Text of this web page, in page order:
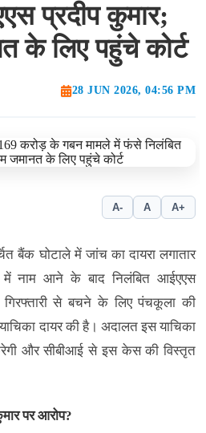
प्रदीप कुमार;
के लिए पहुंचे कोर्ट
28 JUN 2026, 04:56 PM
A- A A+
बैंक घोटाले में जांच का दायरा लगातार
में नाम आने के बाद निलंबित आईएएस
गिरफ्तारी से बचने के लिए पंचकूला की
दायर की है। अदालत इस याचिका
और सीबीआई से इस केस की विस्तृत
पर आरोप?